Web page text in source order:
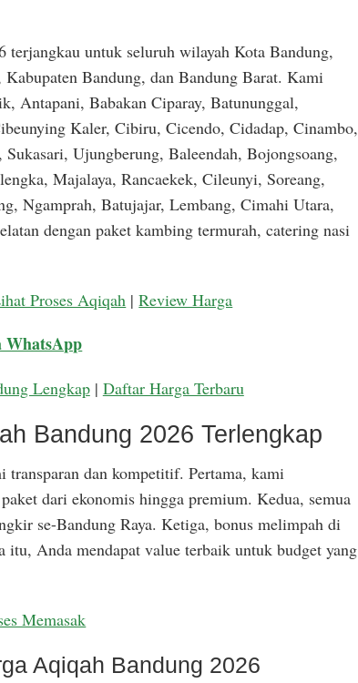
terjangkau untuk seluruh wilayah Kota Bandung,
Bandung, dan Bandung Barat. Kami
Antapani, Babakan Ciparay, Batununggal,
Kaler, Cibiru, Cicendo, Cidadap, Cinambo,
Ujungberung, Baleendah, Bojongsoang,
Majalaya, Rancaekek, Cileunyi, Soreang,
Ngamprah, Batujajar, Lembang, Cimahi Utara,
dengan paket kambing termurah, catering nasi
Proses Aqiqah |Review Harga
WhatsApp
Lengkap| Daftar Harga Terbaru
Bandung 2026 Terlengkap
transparan dan kompetitif. Pertama, kami
dari ekonomis hingga premium. Kedua, semua
se-Bandung Raya. Ketiga, bonus melimpah di
itu, Anda mendapat value terbaik untuk budget yang
Memasak
Aqiqah Bandung 2026